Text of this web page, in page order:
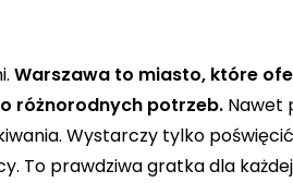
Warszawa to miasto, które
różnorodnych potrzeb. Nawet
Wystarczy tylko
To prawdziwa gratka dla